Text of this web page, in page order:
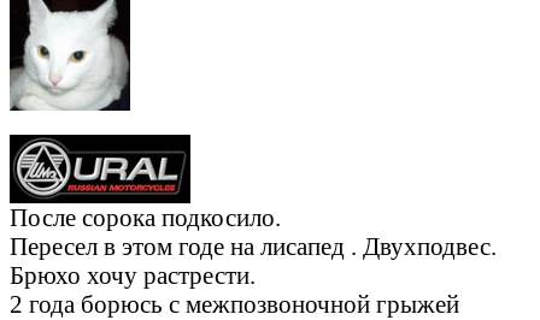
После сорока подкосило.
Пересел в этом годе на лисапед . Двухподвес.
Брюхо хочу растрести.
2 года борюсь с межпозвоночной грыжей